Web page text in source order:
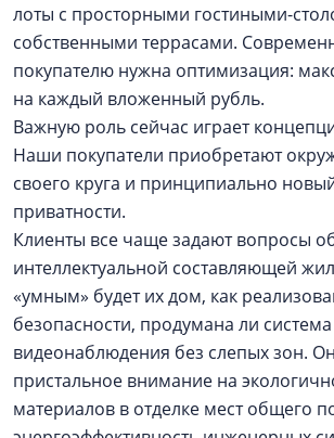
лоты с просторными гостиными-
собственными террасами.
покупателю нужна оптимизация:
на каждый вложенный рубль.
Важную роль сейчас играет
Наши покупатели приобретают
своего круга и принципиально
приватности.
Клиенты все чаще задают вопросы
интеллектуальной составляющей
«умным» будет их дом, как
безопасности, продумана ли система
видеонаблюдения без слепых зон.
пристальное внимание на
материалов в отделке мест общего